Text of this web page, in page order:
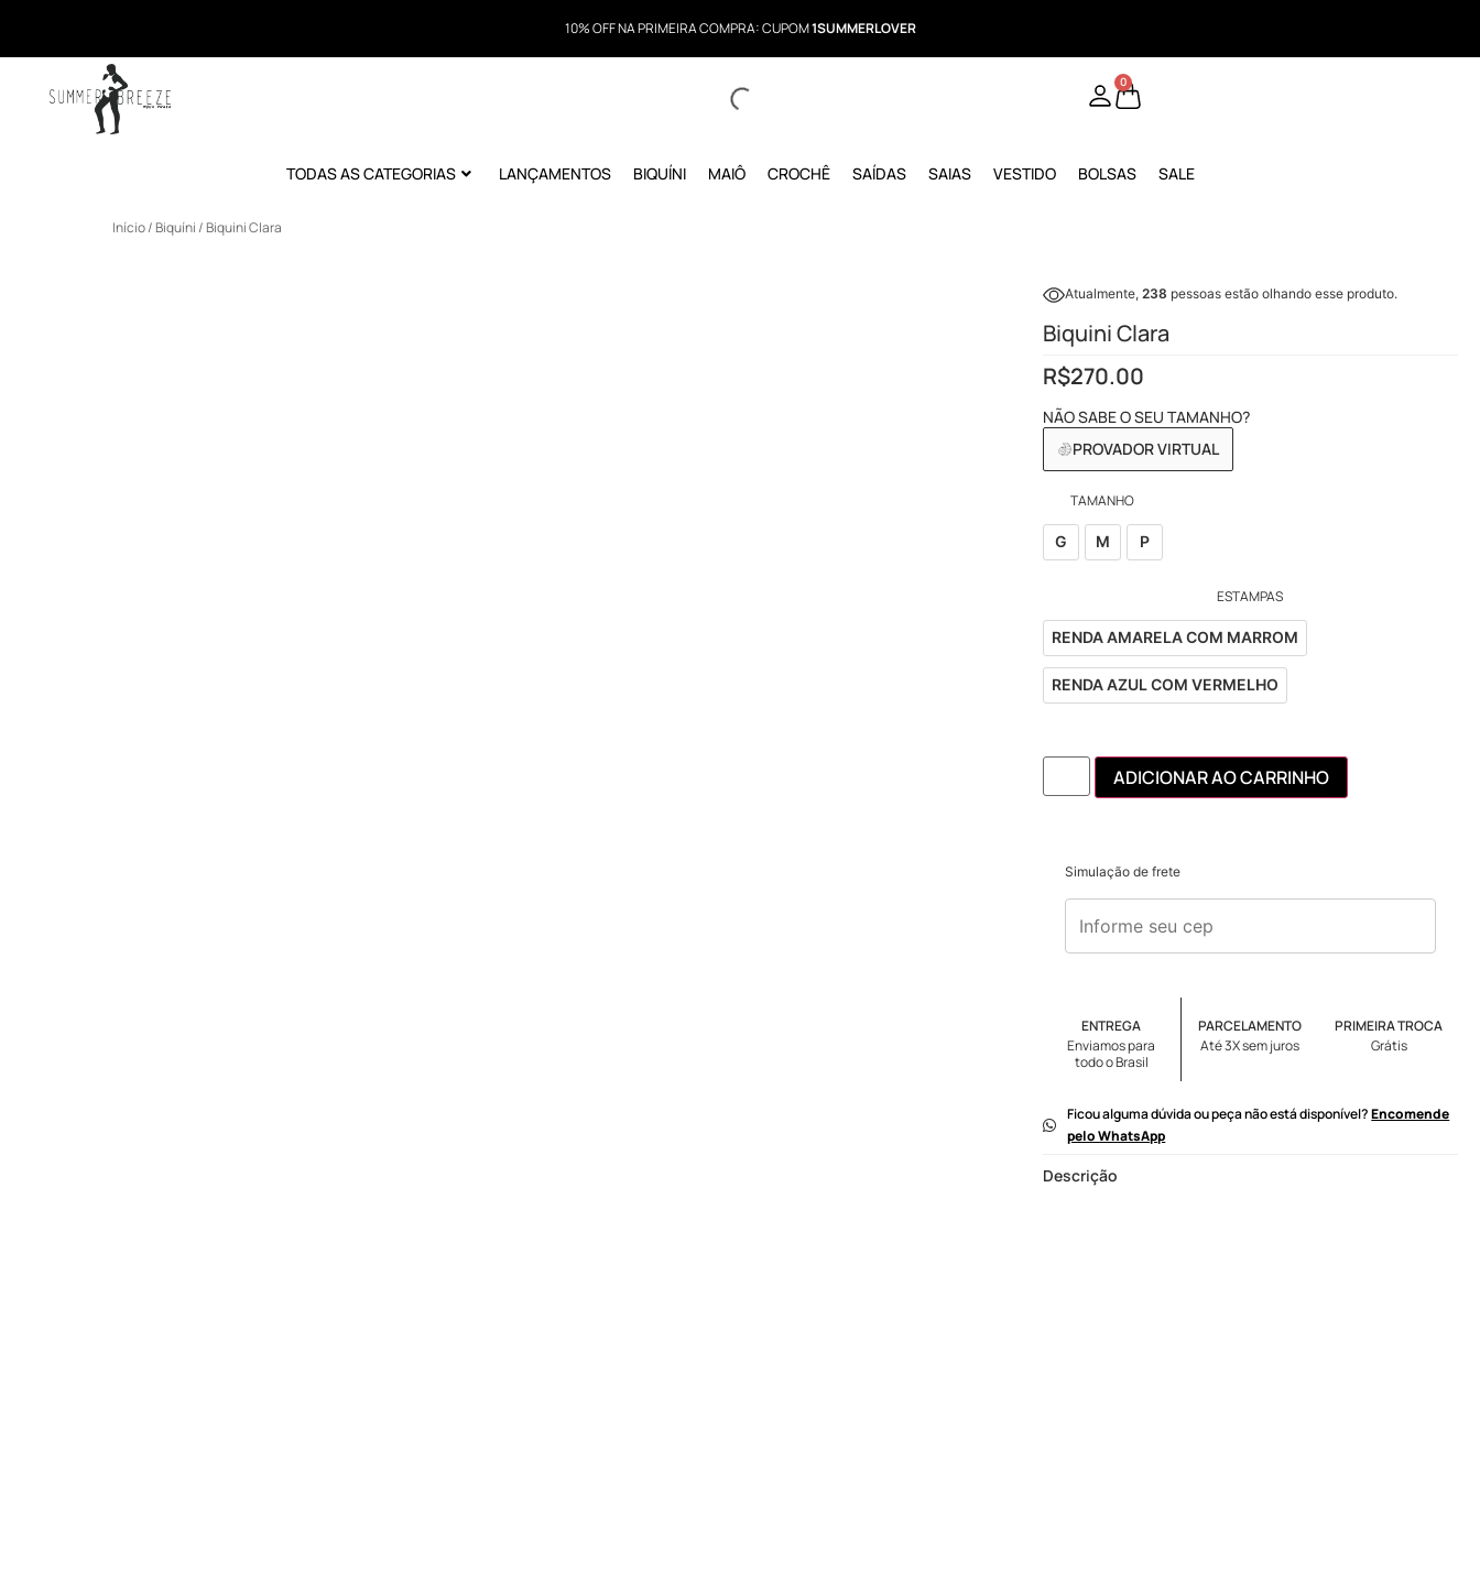
10% OFF NA PRIMEIRA COMPRA: CUPOM1SUMMERLOVER
0
TODAS AS CATEGORIAS LANÇAMENTOS BIQUÍNI MAIÔ CROCHÊ SAÍDAS SAIAS VESTIDO BOLSAS SALE
Início/Biquíni/ Biquini Clara
Atualmente, 238 pessoas estão olhando esse produto.
Biquini Clara
R$270.00
NÃO SABE O SEU TAMANHO?
PROVADOR VIRTUAL
TAMANHO
G M P
ESTAMPAS
RENDA AMARELA COM MARROM
RENDA AZUL COM VERMELHO
ADICIONAR AO CARRINHO
Simulação de frete
ENTREGA
Enviamos para
todo o Brasil
PARCELAMENTO
Até 3X sem juros
PRIMEIRA TROCA
Grátis
Ficou alguma dúvida ou peça não está disponível?Encomende
pelo WhatsApp
Descrição